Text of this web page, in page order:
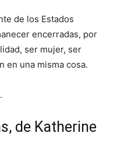
de los Estados
encerradas, por
ser mujer, ser
en una misma cosa.
de Katherine